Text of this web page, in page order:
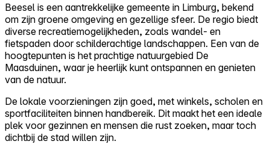
Zelf kopen
Alles-in-één
Reviews
Prijzen
Log in
Probeer Walter gratis
Beesel is een aantrekkelijke gemeente in Limburg, bekend
om zijn groene omgeving en gezellige sfeer. De regio biedt
diverse recreatiemogelijkheden, zoals wandel- en
fietspaden door schilderachtige landschappen. Een van de
hoogtepunten is het prachtige natuurgebied De
Maasduinen, waar je heerlijk kunt ontspannen en genieten
van de natuur.
De lokale voorzieningen zijn goed, met winkels, scholen en
sportfaciliteiten binnen handbereik. Dit maakt het een ideale
plek voor gezinnen en mensen die rust zoeken, maar toch
dichtbij de stad willen zijn.